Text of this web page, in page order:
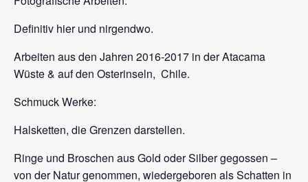
Definitiv hier und nirgendwo.
Arbeiten aus den Jahren 2016-2017 in der Atacama
Wüste & auf den Osterinseln, Chile.
Schmuck Werke:
Halsketten, die Grenzen darstellen.
Ringe und Broschen aus Gold oder Silber gegossen –
von der Natur genommen, wiedergeboren als Schatten in